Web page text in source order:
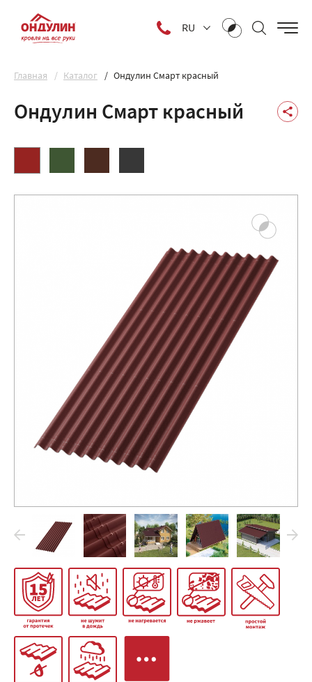
RU
Главная Каталог Ондулин Смарт красный
Ондулин Смарт красный